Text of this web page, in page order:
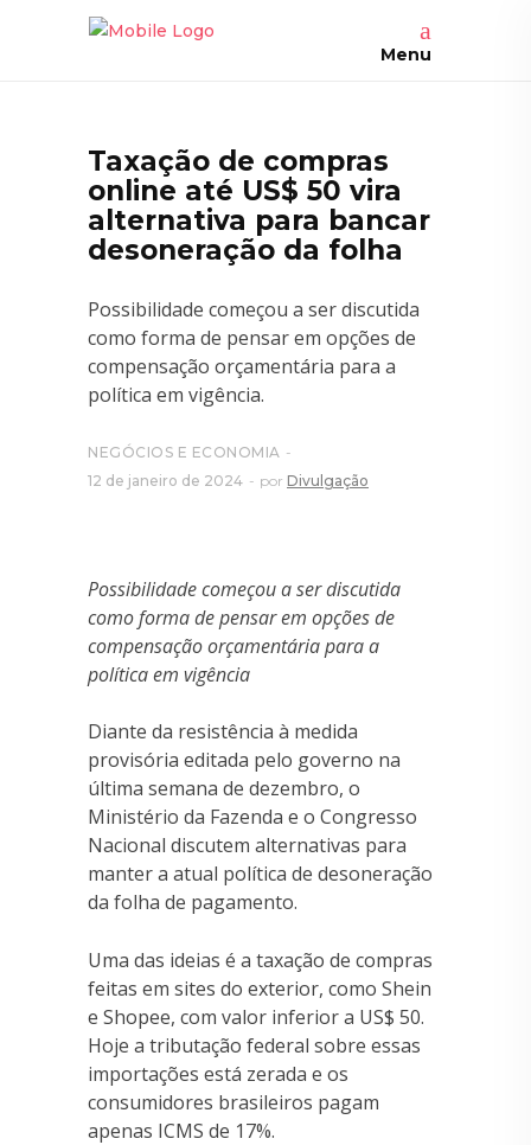
Menu
Taxação de compras
online até US$ 50 vira
alternativa para bancar
desoneração da folha
Possibilidade começou a ser discutida
como forma de pensar em opções de
compensação orçamentária para a
política em vigência.
NEGÓCIOS E ECONOMIA
12 de janeiro de 2024
por Divulgação
Possibilidade começou a ser discutida
como forma de pensar em opções de
compensação orçamentária para a
política em vigência
Diante da resistência à medida
provisória editada pelo governo na
última semana de dezembro, o
Ministério da Fazenda e o Congresso
Nacional discutem alternativas para
manter a atual política de desoneração
da folha de pagamento.
Uma das ideias é a taxação de compras
feitas em sites do exterior, como Shein
e Shopee, com valor inferior a US$ 50.
Hoje a tributação federal sobre essas
importações está zerada e os
consumidores brasileiros pagam
apenas ICMS de 17%.